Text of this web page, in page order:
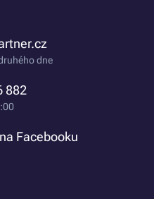
dne
882
Facebooku